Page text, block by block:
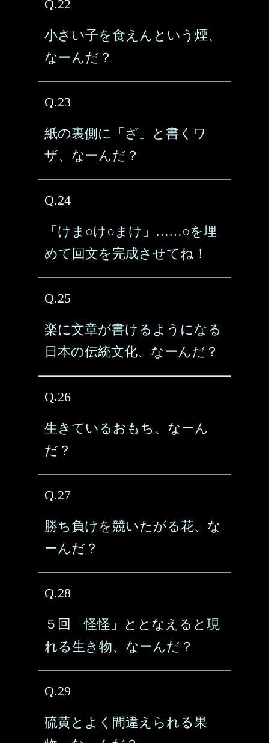
Q.22
小さい子を食えんという煙、
なーんだ？
Q.23
紙の裏側に「ざ」と書くワ
ザ、なーんだ？
Q.24
「けま○け○まけ」……○を埋
めて回文を完成させてね！
Q.25
楽に文章が書けるようになる
日本の伝統文化、なーんだ？
Q.26
生きているおもち、なーん
だ？
Q.27
勝ち負けを競いたがる花、な
ーんだ？
Q.28
５回「怪怪」ととなえると現
れる生き物、なーんだ？
Q.29
硫黄とよく間違えられる果